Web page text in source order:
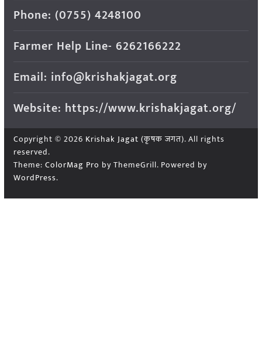
Phone: (0755) 4248100
Farmer Help Line- 6262166222
Email: info@krishakjagat.org
Website: https://www.krishakjagat.org/
Copyright © 2026 Krishak Jagat (कृषक जगत). All rights
reserved.
Theme: ColorMag Pro by ThemeGrill. Powered by
WordPress.